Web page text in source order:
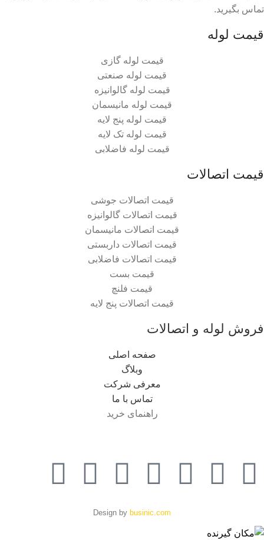
تماس بگیرید.
قیمت لوله
قیمت لوله گازی
قیمت لوله صنعتی
قیمت لوله گالوانیزه
قیمت لوله مانیسمان
قیمت لوله پنج لایه
قیمت لوله تک لایه
قیمت لوله فاضلابی
قیمت اتصالات
قیمت اتصالات جوشی
قیمت اتصالات گالوانیزه
قیمت اتصالات مانیسمان
قیمت اتصالات داربستی
قیمت اتصالات فاضلابی
قیمت بست
قیمت فلنچ
قیمت اتصالات پنج لایه
فروش لوله و اتصالات
صفحه اصلی
وبلاگ
معرفی شرکت
تماس با ما
راهنمای خرید
Design by businic.com